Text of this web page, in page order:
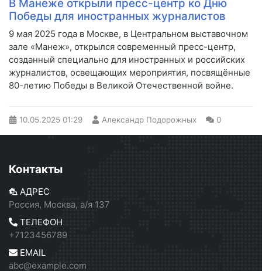
В Манеже открыли пресс-центр ко Дню
Победы для иностранных журналистов
9 мая 2025 года в Москве, в Центральном выставочном
зале «Манеж», открылся современный пресс-центр,
созданный специально для иностранных и российских
журналистов, освещающих мероприятия, посвящённые
80-летию Победы в Великой Отечественной войне.
10.05.2025 01:29 Александр Подорожных 0
Контакты
АДРЕС
Россия, Москва, а/я 137
ТЕЛЕФОН
+7123456789
EMAIL
abc@example.com